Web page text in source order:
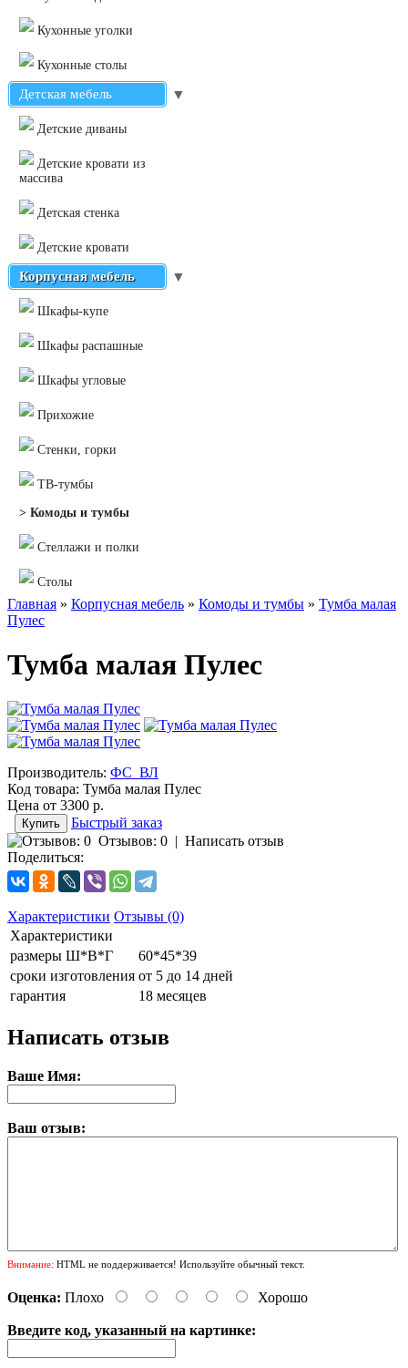
Кухонные уголки
Кухонные столы
Детская мебель ▼
Детские диваны
Детские кровати из
массива
Детская стенка
Детские кровати
Корпусная мебель ▼
Шкафы-купе
Шкафы распашные
Шкафы угловые
Прихожие
Стенки, горки
ТВ-тумбы
> Комоды и тумбы
Стеллажи и полки
Столы
Главная » Корпусная мебель » Комоды и тумбы » Тумба малая
Пулес
Тумба малая Пулес
Производитель: ФС_ВЛ
Код товара: Тумба малая Пулес
Цена от 3300 р.
Быстрый заказ
Отзывов: 0 | Написать отзыв
Поделиться:
Характеристики Отзывы (0)
Характеристики
размеры Ш*В*Г
60*45*39
сроки изготовления от 5 до 14 дней
гарантия
18 месяцев
Написать отзыв
Ваше Имя:
Ваш отзыв:
Внимание: HTML не поддерживается! Используйте обычный текст.
Оценка: Плохо Хорошо
Введите код, указанный на картинке: